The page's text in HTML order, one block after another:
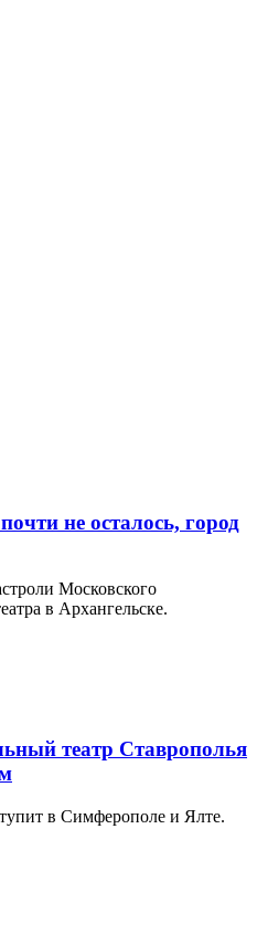
не осталось, город
Московского
в Архангельске.
театр Ставрополья
в Симферополе и Ялте.